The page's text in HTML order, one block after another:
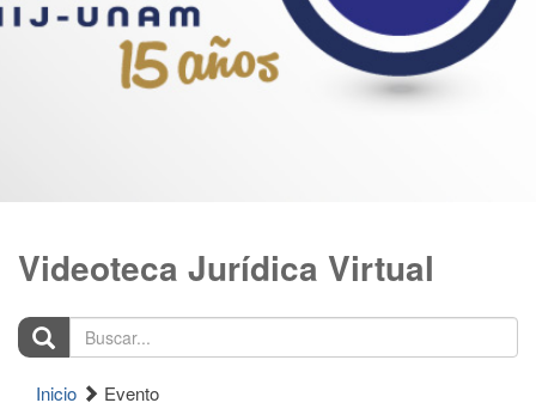
Videoteca Jurídica Virtual
Buscar...
Inicio Evento